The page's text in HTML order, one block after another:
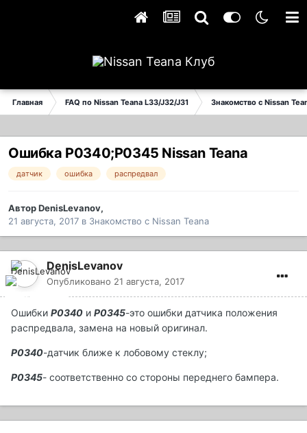
Главная FAQ по Nissan Teana L33/J32/J31 Знакомство с Nissan
Ошибка P0340;P0345 Nissan Teana
датчик ошибка распредвал
АвторDenisLevanov,
21 августа, 2017 в Знакомство с Nissan Teana
DenisLevanov
Опубликовано 21 августа, 2017
Ошибки Р0340 и Р0345-это ошибки датчика положения
распредвала, замена на новый оригинал.
Р0340-датчик ближе к лобовому стеклу;
Р0345- соответственно со стороны переднего бампера.